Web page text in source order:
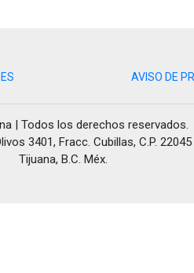
AVISO DE
| Todos los derechos reservados.
3401, Fracc. Cubillas, C.P. 22045
Tijuana, B.C. Méx.